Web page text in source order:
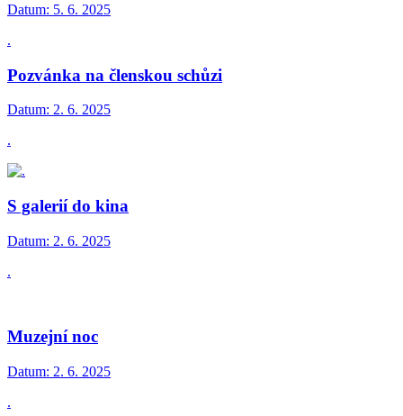
Datum: 5. 6. 2025
.
Pozvánka na členskou schůzi
Datum: 2. 6. 2025
.
S galerií do kina
Datum: 2. 6. 2025
.
Muzejní noc
Datum: 2. 6. 2025
.